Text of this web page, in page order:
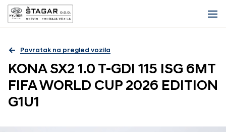
Povratak na pregled vozila
KONA SX2 1.0 T-GDI 115 ISG 6MT
FIFA WORLD CUP 2026 EDITION
G1U1